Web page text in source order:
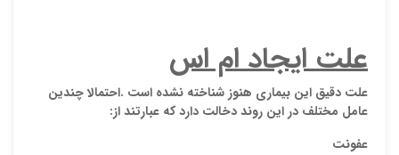
علت ايجاد ام اس
علت دقيق اين بيماري هنوز شناخته نشده است .احتمالا چندين
عامل مختلف در اين روند دخالت دارد كه عبارتند از:
عفونت